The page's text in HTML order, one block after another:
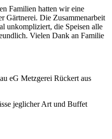
Familien hatten wir eine
Gärtnerei. Die Zusammenarbeit
unkompliziert, die Speisen alle
Vielen Dank an Familie
jeglicher Art und Buffet